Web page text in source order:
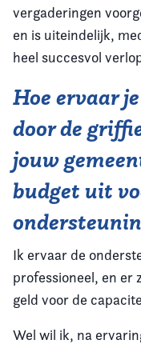
vergaderingen
en is uiteindelijk,
heel succesvol
Hoe ervaar
door de
jouw
budget uit
Ik ervaar de
professioneel, en er
geld voor de
Wel wil ik, na